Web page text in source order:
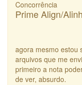
Concorrência
Prime Align/
agora mesmo estou
arquivos que me
primeiro a nota
de ver, absurdo.